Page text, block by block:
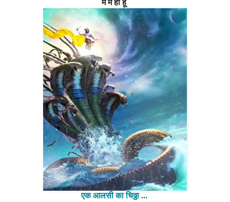
मैं मैं ही हूँ
एक आलसी का चिठ्ठा ...